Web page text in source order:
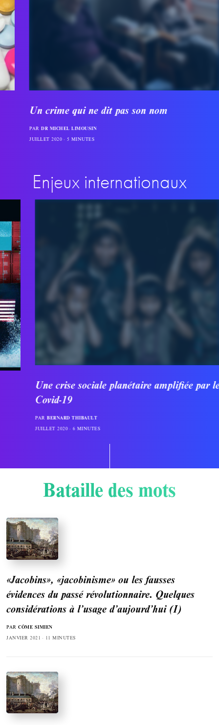
Un crime qui ne dit pas son nom
DR MICHEL LIMOUSIN
JUILLET 2020
5 MINUTES
Enjeux internationaux
Une crise sociale planétaire amplifiée par le
Covid-19
BERNARD THIBAULT
JUILLET 2020
6 MINUTES
Bataille des mots
«Jacobins», «jacobinisme» ou les fausses
évidences du passé révolutionnaire. Quelques
considérations à l’usage d’aujourd’hui (I)
PAR CÔME SIMIEN
JANVIER 2021
11 MINUTES